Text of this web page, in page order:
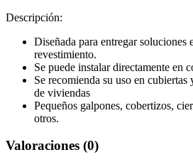
Descripción:
Diseñada para entregar soluciones
revestimiento.
Se puede instalar directamente en
Se recomienda su uso en cubiertas
de viviendas
Pequeños galpones, cobertizos,
otros.
Valoraciones (0)